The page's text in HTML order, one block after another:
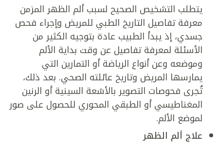
يتطلب التشخيص الصحيح لسبب ألم الظهر المزمن
معرفة تفاصيل التاريخ الطبي للمريض وإجراء فحص
جسدي، إذ يبدأ الطبيب عادة بتوجيه الكثير من
الأسئلة لمعرفة تفاصيل عن وقت بداية الألم
وموضعه وعن أنواع الرياضة أو التمارين التي
يمارسها المريض وتاريخ عائلته الصحي. بعد ذلك،
تُجرى فحوصات التصوير بالأشعة السينية أو الرنين
المغناطيسي أو الطبقي المحوري للحصول على صور
لموضع الألم.
علاج ألم الظهر